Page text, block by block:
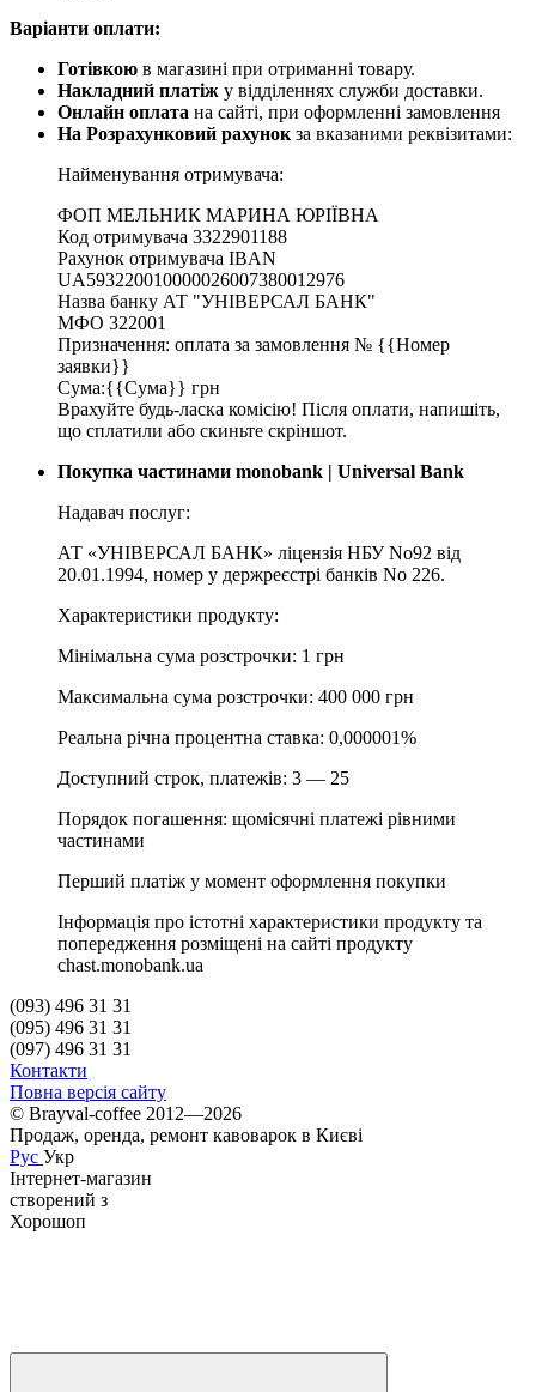
Варіанти оплати:
Готівкою в магазині при отриманні товару.
Накладний платіж у відділеннях служби доставки.
Онлайн оплата на сайті, при оформленні замовлення
На Розрахунковий рахунок за вказаними реквізитами:
Найменування отримувача:
ФОП МЕЛЬНИК МАРИНА ЮРІЇВНА
Код отримувача 3322901188
Рахунок отримувача IBAN
UA593220010000026007380012976
Назва банку АТ "УНІВЕРСАЛ БАНК"
МФО 322001
Призначення: оплата за замовлення № {{Номер
заявки}}
Сума:{{Сума}} грн
Врахуйте будь-ласка комісію! Після оплати, напишіть,
що сплатили або скиньте скріншот.
Покупка частинами monobank | Universal Bank
Надавач послуг:
АТ «УНІВЕРСАЛ БАНК» ліцензія НБУ No92 від
20.01.1994, номер у держреєстрі банків No 226.
Характеристики продукту:
Мінімальна сума розстрочки: 1 грн
Максимальна сума розстрочки: 400 000 грн
Реальна річна процентна ставка: 0,000001%
Доступний строк, платежів: 3 — 25
Порядок погашення: щомісячні платежі рівними
частинами
Перший платіж у момент оформлення покупки
Інформація про істотні характеристики продукту та
попередження розміщені на сайті продукту
chast.monobank.ua
(093) 496 31 31
(095) 496 31 31
(097) 496 31 31
Контакти
Повна версія сайту
© Brayval-coffee 2012—2026
Продаж, оренда, ремонт кавоварок в Києві
Рус Укр
Інтернет-магазин
створений з
Хорошоп